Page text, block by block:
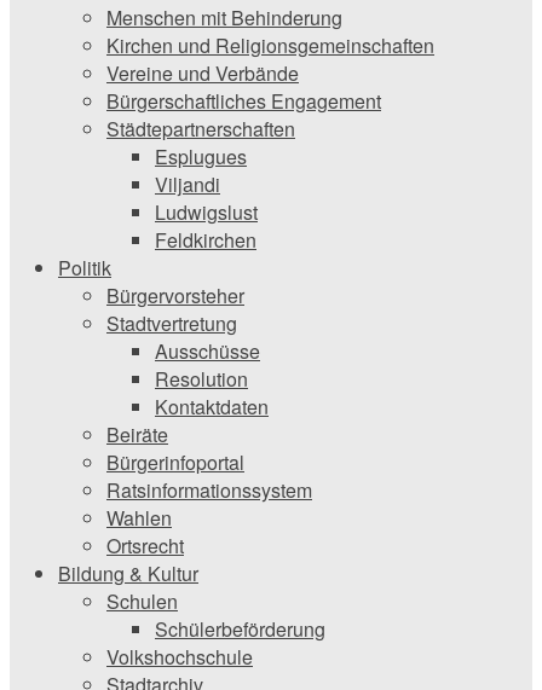
Menschen mit Behinderung
Kirchen und ­Religionsgemeinschaften
Vereine und Verbände
Bürgerschaftliches Engagement
Städtepartnerschaften
Esplugues
Viljandi
Ludwigslust
Feldkirchen
Politik
Bürgervorsteher
Stadtvertretung
Ausschüsse
Resolution
Kontaktdaten
Beiräte
Bürgerinfoportal
Ratsinformationssystem
Wahlen
Ortsrecht
Bildung & Kultur
Schulen
Schülerbeförderung
Volkshochschule